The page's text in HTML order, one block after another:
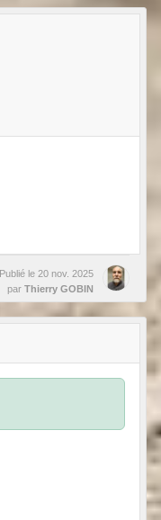
Publié le 20 nov. 2025
par Thierry GOBIN